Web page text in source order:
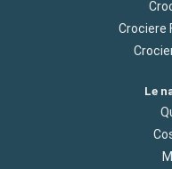
Crociere
Le